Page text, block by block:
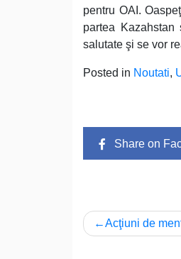
pentru OAI.
partea
salutate şi se vor
Posted in Noutati,
Share on
PostAcţiuni de